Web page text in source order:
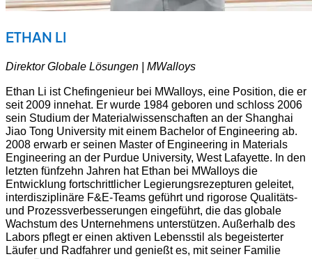
ETHAN LI
Direktor Globale Lösungen | MWalloys
Ethan Li ist Chefingenieur bei MWalloys, eine Position, die er
seit 2009 innehat. Er wurde 1984 geboren und schloss 2006
sein Studium der Materialwissenschaften an der Shanghai
Jiao Tong University mit einem Bachelor of Engineering ab.
2008 erwarb er seinen Master of Engineering in Materials
Engineering an der Purdue University, West Lafayette. In den
letzten fünfzehn Jahren hat Ethan bei MWalloys die
Entwicklung fortschrittlicher Legierungsrezepturen geleitet,
interdisziplinäre F&E-Teams geführt und rigorose Qualitäts-
und Prozessverbesserungen eingeführt, die das globale
Wachstum des Unternehmens unterstützen. Außerhalb des
Labors pflegt er einen aktiven Lebensstil als begeisterter
Läufer und Radfahrer und genießt es, mit seiner Familie